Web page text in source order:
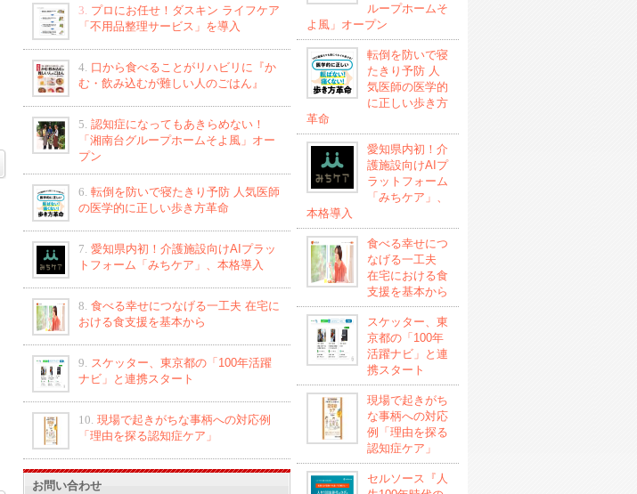
3. プロにお任せ！ダスキン ライフケア
「不用品整理サービス」を導入
4. 口から食べることがリハビリに『か
む・飲み込むが難しい人のごはん』
5. 認知症になってもあきらめない！
「湘南台グループホームそよ風」オー
プン
6. 転倒を防いで寝たきり予防 人気医師
の医学的に正しい歩き方革命
7. 愛知県内初！介護施設向けAIプラッ
トフォーム「みちケア」、本格導入
8. 食べる幸せにつなげる一工夫 在宅に
おける食支援を基本から
9.
スケッター、東京都の「100年活躍
ナビ」と連携スタート
10. 現場で起きがちな事柄への対応例
「理由を探る認知症ケア」
お問い合わせ
ループホームそ
よ風」オープン
転倒を防いで寝
たきり予防 人
気医師の医学的
に正しい歩き方
革命
愛知県内初！介
護施設向けAIプ
ラットフォーム
「みちケア」、
本格導入
食べる幸せにつ
なげる一工夫
在宅における食
支援を基本から
スケッター、東
京都の「100年
活躍ナビ」と連
携スタート
現場で起きがち
な事柄への対応
例「理由を探る
認知症ケア」
セルソース『人